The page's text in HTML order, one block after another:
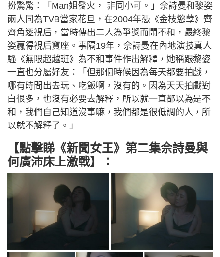
扮驚驚：「Man姐發火， 非同小可。」佘詩曼和黎姿
兩人同為TVB當家花旦，在2004年憑《金枝慾孽》齊
齊角逐視后，當時傳出二人為爭獎而鬧不和，最終黎
姿贏得視后寶座。事隔19年，佘詩曼在內地演技真人
騷《無限超越班》為不和事件作出解釋，她稱跟黎姿
一直也分屬好友：「但那個時候因為每天都要拍戲，
哪有時間出去玩、吃飯啊，沒有的。因為天天拍戲對
白很多，也沒有必要去解釋，所以就一直都以為是不
和，我們自己知道沒事嘛，我們都是很低調的人，所
以就不解釋了。」
【點擊睇《新聞女王》第二集佘詩曼與
何廣沛床上激戰】：